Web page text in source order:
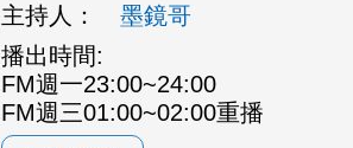
主持人：
墨鏡哥
播出時間:
FM週一23:00~24:00
FM週三01:00~02:00重播